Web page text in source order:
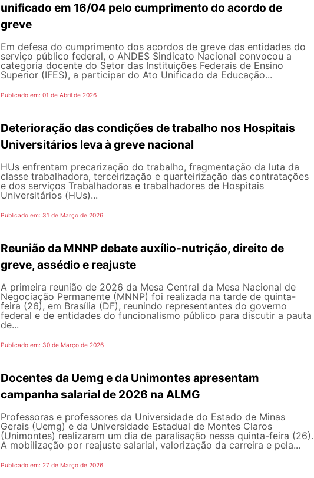
unificado em 16/04 pelo cumprimento do acordo de
greve
Em defesa do cumprimento dos acordos de greve das entidades do
serviço público federal, o ANDES Sindicato Nacional convocou a
categoria docente do Setor das Instituições Federais de Ensino
Superior (IFES), a participar do Ato Unificado da Educação...
Publicado em: 01 de Abril de 2026
Deterioração das condições de trabalho nos Hospitais
Universitários leva à greve nacional
HUs enfrentam precarização do trabalho, fragmentação da luta da
classe trabalhadora, terceirização e quarteirização das contratações
e dos serviços Trabalhadoras e trabalhadores de Hospitais
Universitários (HUs)...
Publicado em: 31 de Março de 2026
Reunião da MNNP debate auxílio-nutrição, direito de
greve, assédio e reajuste
A primeira reunião de 2026 da Mesa Central da Mesa Nacional de
Negociação Permanente (MNNP) foi realizada na tarde de quinta-
feira (26), em Brasília (DF), reunindo representantes do governo
federal e de entidades do funcionalismo público para discutir a pauta
de...
Publicado em: 30 de Março de 2026
Docentes da Uemg e da Unimontes apresentam
campanha salarial de 2026 na ALMG
Professoras e professores da Universidade do Estado de Minas
Gerais (Uemg) e da Universidade Estadual de Montes Claros
(Unimontes) realizaram um dia de paralisação nessa quinta-feira (26).
A mobilização por reajuste salarial, valorização da carreira e pela...
Publicado em: 27 de Março de 2026